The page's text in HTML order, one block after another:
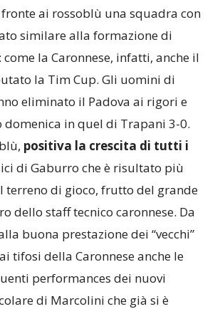
ai rossoblù una squadra con
similare alla formazione di
: come la Caronnese, infatti, anche il
la Tim Cup. Gli uomini di
eliminato il Padova ai rigori e
domenica in quel di Trapani 3-0.
positiva la crescita di tutti i
di Gaburro che è risultato più
terreno di gioco, frutto del grande
dello staff tecnico caronnese. Da
buona prestazione dei “vecchi”
tifosi della Caronnese anche le
performances dei nuovi
di Marcolini che già si è